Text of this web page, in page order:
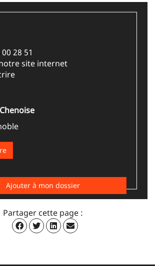
28 51
site internet
Ajouter à mon dossier
Partager cette page :